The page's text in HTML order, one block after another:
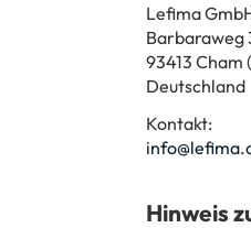
Lefima
Barbaraweg
93413
Deutschland
Kontakt:
Hinweis